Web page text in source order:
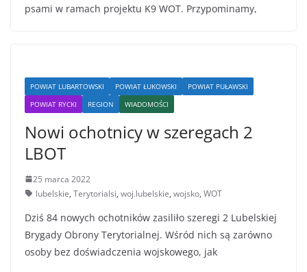
psami w ramach projektu K9 WOT. Przypominamy,
POWIAT LUBARTOWSKI POWIAT ŁUKOWSKI
POWIAT PUŁAWSKI
POWIAT RYCKI
REGION WIADOMOŚCI
Nowi ochotnicy w szeregach 2
LBOT
25 marca 2022
lubelskie, Terytorialsi, woj.lubelskie, wojsko, WOT
Dziś 84 nowych ochotników zasiliło szeregi 2 Lubelskiej
Brygady Obrony Terytorialnej. Wśród nich są zarówno
osoby bez doświadczenia wojskowego, jak